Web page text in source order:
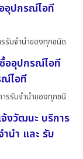
อุปกรณ์ไอที
รับจำนำของทุกชนิด
ออุปกรณ์ไอที
ณ์ไอที
รรับจำนำของทุกชนิ
งวัฒนะ บริการ
นำ และ รับ